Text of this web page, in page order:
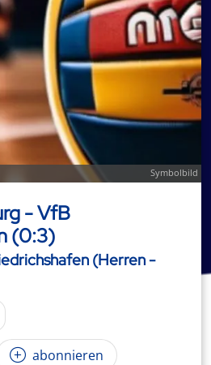
Symbolbild
- VfB
(0:3)
(Herren -
abonnieren